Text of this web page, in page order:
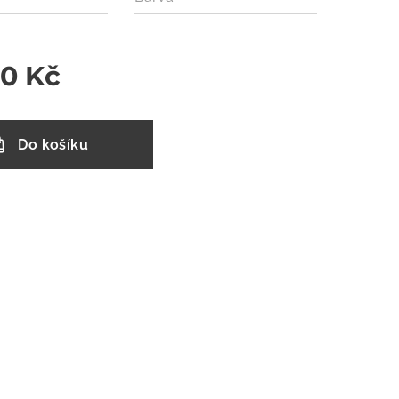
Kč
Do košíku